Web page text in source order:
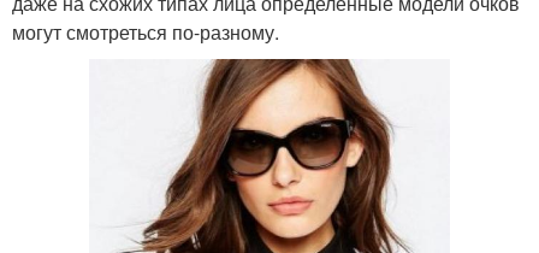
могут смотреться по-разному.